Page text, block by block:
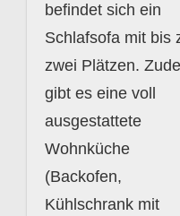
befindet sich ein
Schlafsofa mit bis
zwei Plätzen.
gibt es eine voll
ausgestattete
Wohnküche
(Backofen,
Kühlschrank mit